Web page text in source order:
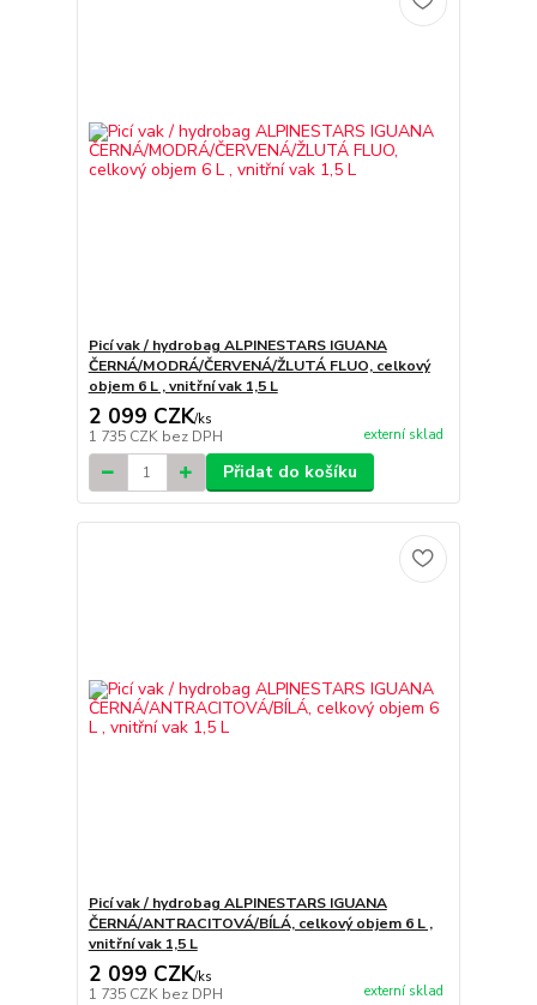
Picí vak / hydrobag ALPINESTARS IGUANA
ČERNÁ/MODRÁ/ČERVENÁ/ŽLUTÁ FLUO, celkový
objem 6 L , vnitřní vak 1,5 L
2 099 CZK/ks
1 735 CZK bez DPH externí sklad
Přidat do košíku
Picí vak / hydrobag ALPINESTARS IGUANA
ČERNÁ/ANTRACITOVÁ/BÍLÁ, celkový objem 6 L ,
vnitřní vak 1,5 L
2 099 CZK/ks
1 735 CZK bez DPH externí sklad